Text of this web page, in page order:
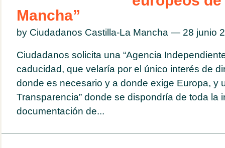
Mancha”
by Ciudadanos Castilla-La Mancha — 28 junio
Ciudadanos solicita una “Agencia
caducidad, que velaría por el único interés de
donde es necesario y a donde exige Europa, y
Transparencia” donde se dispondría de toda la
documentación de...